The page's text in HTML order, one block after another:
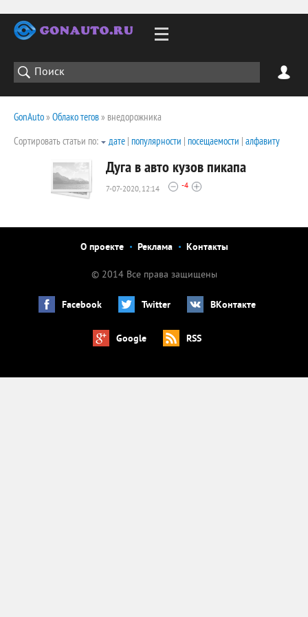
GonAuto» Облако тегов» внедорожника
Сортировать статьи по:
дате | популярности | посещаемости | алфавиту
Дуга в авто кузов пикапа
7-07-2020, 12:14 -4
О проекте Реклама Контакты
© 2014 Все права защищены
Facebook Twitter ВКонтакте
Google RSS